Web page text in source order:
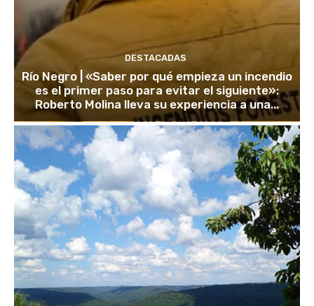
DESTACADAS
Río Negro | «Saber por qué empieza un incendio
es el primer paso para evitar el siguiente»:
Roberto Molina lleva su experiencia a una...